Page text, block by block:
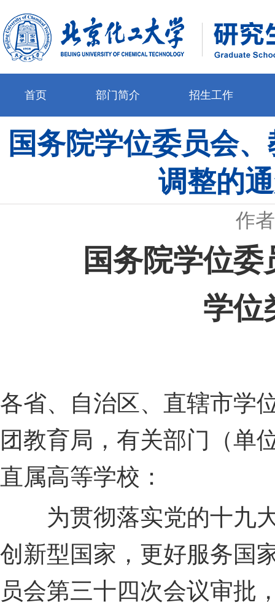
首页 部门简介 招生工作
国务院学位委员会
调整的
作
国务院学位
学位
各省、自治区、直辖市学
团教育局，有关部门（单
直属高等学校：
为贯彻落实党的十九大
创新型国家，更好服务国
员会第三十四次会议审批